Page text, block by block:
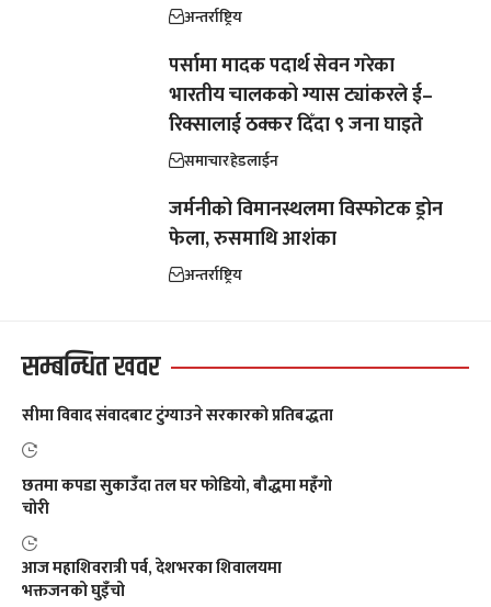
अन्तर्राष्ट्रिय
पर्सामा मादक पदार्थ सेवन गरेका
भारतीय चालकको ग्यास ट्यांकरले ई–
रिक्सालाई ठक्कर दिँदा ९ जना घाइते
समाचारहेडलाईन
जर्मनीको विमानस्थलमा विस्फोटक ड्रोन
फेला, रुसमाथि आशंका
अन्तर्राष्ट्रिय
सम्बन्धित खवर
सीमा विवाद संवादबाट टुंग्याउने सरकारको प्रतिबद्धता
छतमा कपडा सुकाउँदा तल घर फोडियो, बौद्धमा महँगो
चोरी
आज महाशिवरात्री पर्व, देशभरका शिवालयमा
भक्तजनको घुइँचो